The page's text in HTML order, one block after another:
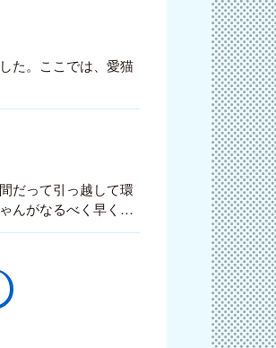
た。ここでは、愛猫
だって引っ越して環
んがなるべく早く新
さらに、フードやト